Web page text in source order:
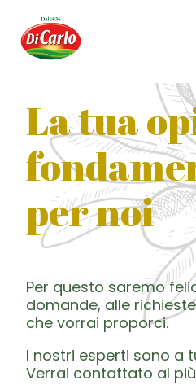
La tua
per noi
Per questo saremo
domande, alle
che vorrai proporci.
I nostri esperti sono a
Verrai contattato al